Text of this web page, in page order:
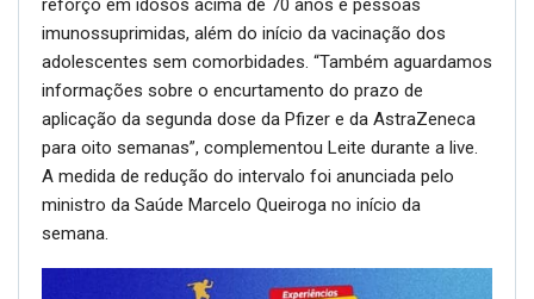
reforço em idosos acima de 70 anos e pessoas
imunossuprimidas, além do início da vacinação dos
adolescentes sem comorbidades. “Também aguardamos
informações sobre o encurtamento do prazo de
aplicação da segunda dose da Pfizer e da AstraZeneca
para oito semanas”, complementou Leite durante a live.
A medida de redução do intervalo foi anunciada pelo
ministro da Saúde Marcelo Queiroga no início da
semana.